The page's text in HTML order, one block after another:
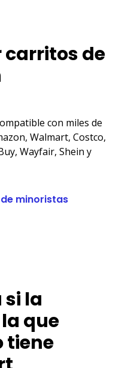
carritos de
con miles de
Walmart, Costco,
Wayfair, Shein y
minoristas
si la
que
tiene